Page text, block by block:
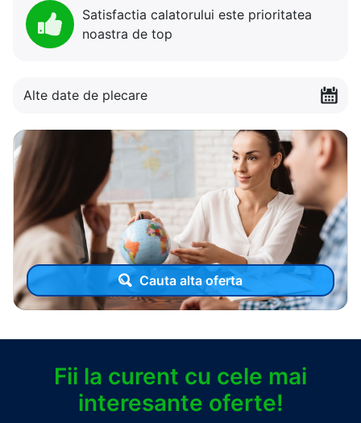
Satisfactia calatorului este prioritatea
noastra de top
Alte date de plecare
Cauta alta oferta
Fii la curent cu cele mai
interesante oferte!